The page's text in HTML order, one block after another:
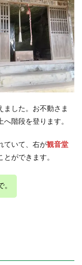
ました。お不動さま
階段を登ります。
ていて、右が観音堂
とができます。
。